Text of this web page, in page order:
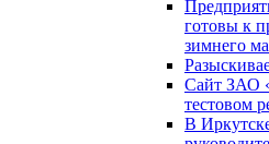
готовы к
зимнего
Сайт ЗАО
тестовом
В